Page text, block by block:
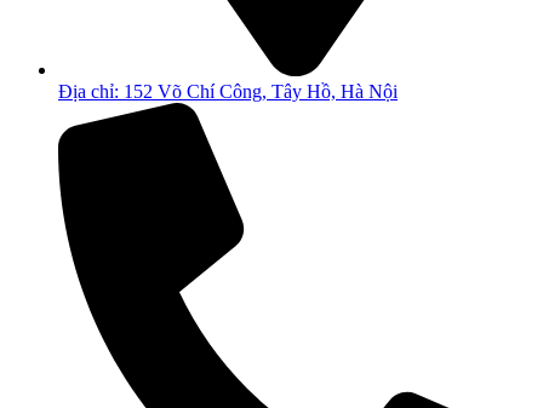
Địa chỉ: 152 Võ Chí Công, Tây Hồ, Hà Nội